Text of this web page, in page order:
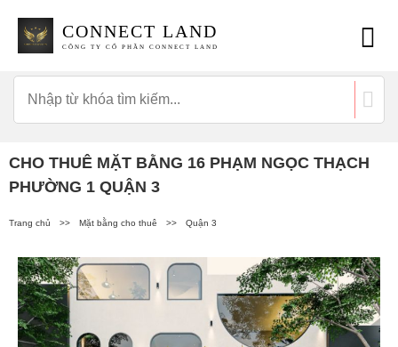
CONNECT LAND
CÔNG TY CỔ PHẦN CONNECT LAND
CHO THUÊ MẶT BẰNG 16 PHẠM NGỌC THẠCH
PHƯỜNG 1 QUẬN 3
Trang chủ >> Mặt bằng cho thuê >> Quận 3